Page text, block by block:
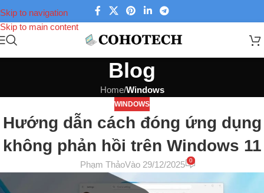
Skip to navigation
Skip to main content
Blog
Home/Windows
WINDOWS
Hướng dẫn cách đóng ứng dụng
không phản hồi trên Windows 11
Phạm ThảoVào 29/12/2025 0